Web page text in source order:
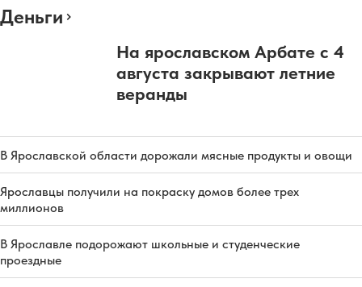
Деньги
На ярославском Арбате с 4
августа закрывают летние
веранды
В Ярославской области дорожали мясные продукты и овощи
Ярославцы получили на покраску домов более трех
миллионов
В Ярославле подорожают школьные и студенческие
проездные